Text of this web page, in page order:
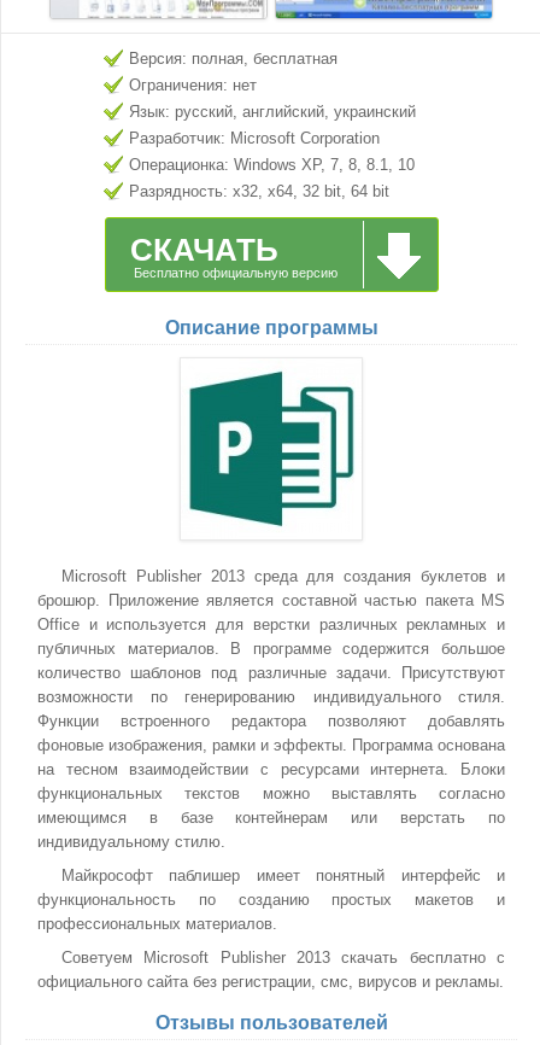
Версия: полная, бесплатная
Ограничения: нет
Язык: русский, английский, украинский
Разработчик: Microsoft Corporation
Операционка: Windows XP, 7, 8, 8.1, 10
Разрядность: x32, x64, 32 bit, 64 bit
СКАЧАТЬ
Бесплатно официальную версию
Описание программы
Microsoft Publisher 2013 среда для создания буклетов и
брошюр. Приложение является составной частью пакета MS
Office и используется для верстки различных рекламных и
публичных материалов. В программе содержится большое
количество шаблонов под различные задачи. Присутствуют
возможности по генерированию индивидуального стиля.
Функции встроенного редактора позволяют добавлять
фоновые изображения, рамки и эффекты. Программа основана
на тесном взаимодействии с ресурсами интернета. Блоки
функциональных текстов можно выставлять согласно
имеющимся в базе контейнерам или верстать по
индивидуальному стилю.
Майкрософт паблишер имеет понятный интерфейс и
функциональность по созданию простых макетов и
профессиональных материалов.
Советуем Microsoft Publisher 2013 скачать бесплатно с
официального сайта без регистрации, смс, вирусов и рекламы.
Отзывы пользователей